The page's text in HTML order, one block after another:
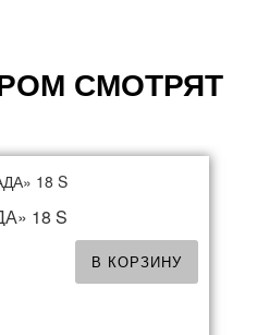
СМОТРЯТ
18 S
В КОРЗИНУ